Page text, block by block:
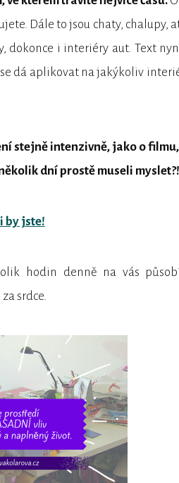
Dále to jsou chaty, chalupy,
dokonce i interiéry aut. Text
dá aplikovat na jakýkoliv
stejně intenzivně, jako o
dní prostě museli myslet?!
by jste!
hodin denně na vás
srdce.